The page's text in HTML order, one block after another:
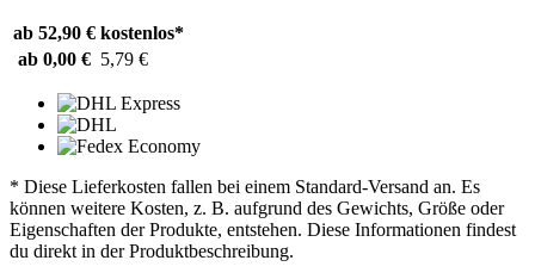
ab 52,90 € kostenlos*
ab 0,00 € 5,79 €
* Diese Lieferkosten fallen bei einem Standard-Versand an. Es
können weitere Kosten, z. B. aufgrund des Gewichts, Größe oder
Eigenschaften der Produkte, entstehen. Diese Informationen findest
du direkt in der Produktbeschreibung.